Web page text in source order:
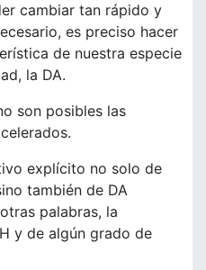
cambiar tan rápido y
es preciso hacer
de nuestra especie
la DA.
son posibles las
explícito no solo de
también de DA
palabras, la
y de algún grado de